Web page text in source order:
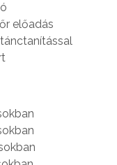
előadás